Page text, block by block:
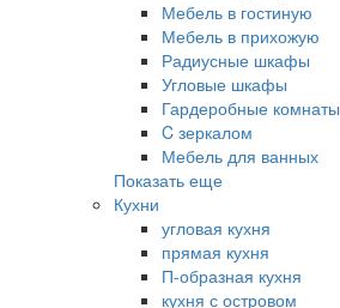
Мебель в гостиную
Мебель в прихожую
Радиусные шкафы
Угловые шкафы
Гардеробные комнаты
C зеркалом
Мебель для ванных
Показать еще
Кухни
угловая кухня
прямая кухня
П-образная кухня
кухня с островом